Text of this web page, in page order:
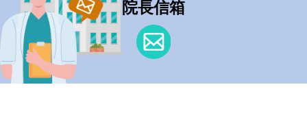
院長信箱